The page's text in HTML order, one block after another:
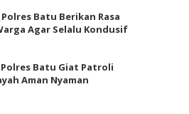
Batu Berikan Rasa
Agar Selalu Kondusif
Batu Giat Patroli
Aman Nyaman